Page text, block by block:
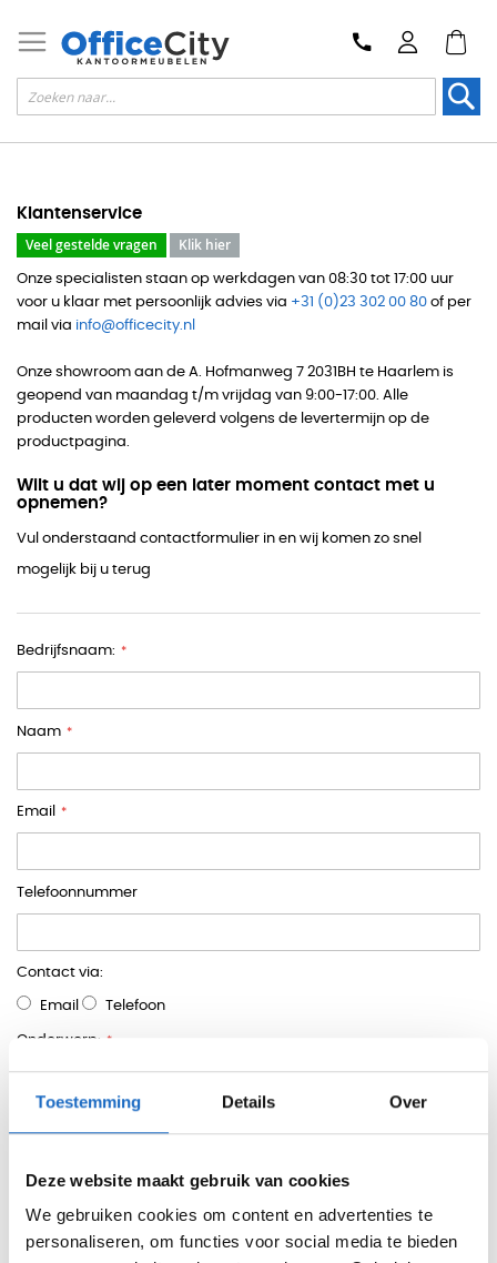
Toestemming Details Over
Deze website maakt gebruik van cookies
We gebruiken cookies om content en advertenties te
personaliseren, om functies voor social media te bieden
Klantenservice
Veel gestelde vragen Klik hier
Onze specialisten staan op werkdagen van 08:30 tot 17:00 uur
voor u klaar met persoonlijk advies via +31 (0)23 302 00 80 of per
mail via info@officecity.nl
Onze showroom aan de A. Hofmanweg 7 2031BH te Haarlem is
geopend van maandag t/m vrijdag van 9:00-17:00. Alle
producten worden geleverd volgens de levertermijn op de
productpagina.
Wilt u dat wij op een later moment contact met u
opnemen?
Vul onderstaand contactformulier in en wij komen zo snel
mogelijk bij u terug
Bedrijfsnaam:
Naam
Email
Telefoonnummer
Contact via:
Email Telefoon
Onderwerp: